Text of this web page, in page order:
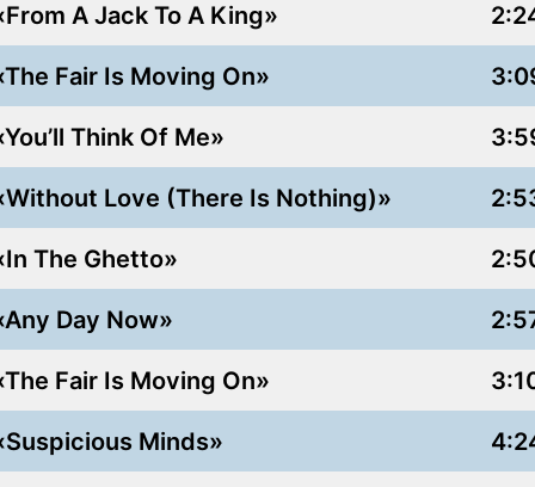
A Jack To A King»
Fair Is Moving On»
Think Of Me»
Love (There Is Nothing)»
The Ghetto»
Day Now»
Fair Is Moving On»
Minds»